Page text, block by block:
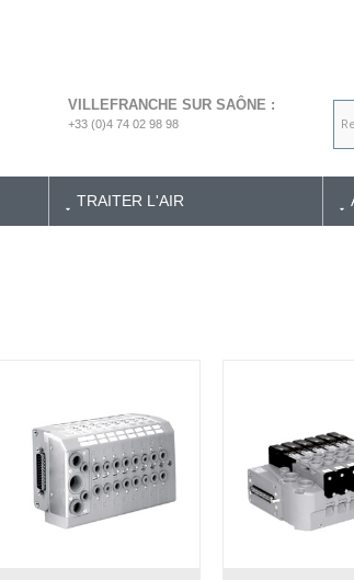
VILLEFRANCHE SUR SAÔNE :
+33 (0)4 74 02 98 98
TRAITER L'AIR